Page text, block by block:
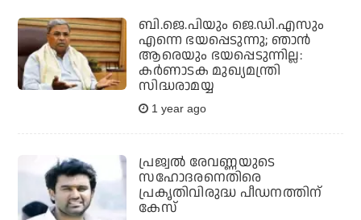
ബി.ജെ.പിയും ജെ.ഡി.എസും
എന്നെ ഭയപ്പെടുന്നു; ഞാന്‍
ആരെയും ഭയപ്പെടുന്നില്ല:
കര്‍ണാടക മുഖ്യമന്ത്രി
സിദ്ധരാമയ്യ
1 year ago
പ്രജ്വല്‍ രേവണ്ണയുടെ
സഹോദരനെതിരെ
പ്രകൃതിവിരുദ്ധ പീഡനത്തിന്
കേസ്